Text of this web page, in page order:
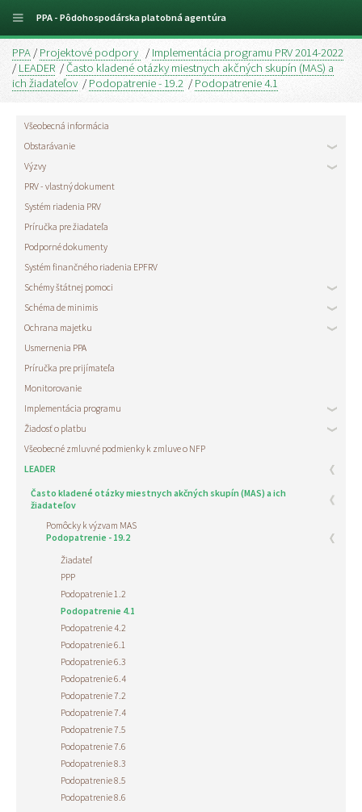
PPA / Projektové podpory / Implementácia programu PRV 2014-2022
/ LEADER /Často kladené otázky miestnych akčných skupín (MAS) a
ich žiadateľov / Podopatrenie - 19.2 / Podopatrenie 4.1
Všeobecná informácia
Obstarávanie
Výzvy
PRV - vlastný dokument
Systém riadenia PRV
Príručka pre žiadateľa
Podporné dokumenty
Systém finančného riadenia EPFRV
Schémy štátnej pomoci
Schéma de minimis
Ochrana majetku
Usmernenia PPA
Príručka pre prijímateľa
Monitorovanie
Implementácia programu
Žiadosť o platbu
Všeobecné zmluvné podmienky k zmluve o NFP
LEADER
Často kladené otázky miestnych akčných skupín (MAS) a ich
žiadateľov
Pomôcky k výzvam MAS
Podopatrenie - 19.2
Žiadateľ
PPP
Podopatrenie 1.2
Podopatrenie 4.1
Podopatrenie 4.2
Podopatrenie 6.1
Podopatrenie 6.3
Podopatrenie 6.4
Podopatrenie 7.2
Podopatrenie 7.4
Podopatrenie 7.5
Podopatrenie 7.6
Podopatrenie 8.3
Podopatrenie 8.5
Podopatrenie 8.6
PPA - Pôdohospodárska platobná agentúra